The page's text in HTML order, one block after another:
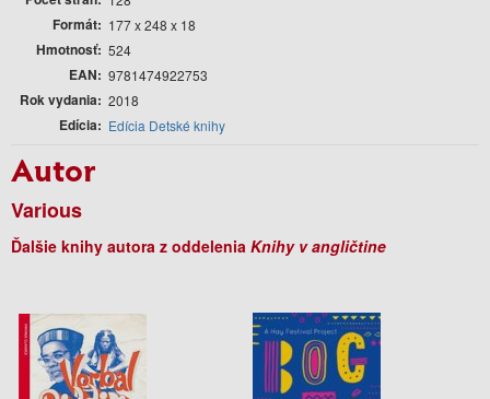
Formát 177 x 248 x 18
Hmotnosť 524
EAN 9781474922753
Rok vydania 2018
Edícia Edícia Detské knihy
Autor
Various
Ďalšie knihy autora z oddelenia Knihy v angličtine